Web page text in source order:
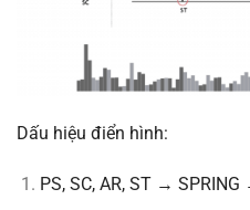
Dấu hiệu điển hình:
PS, SC, AR, ST →